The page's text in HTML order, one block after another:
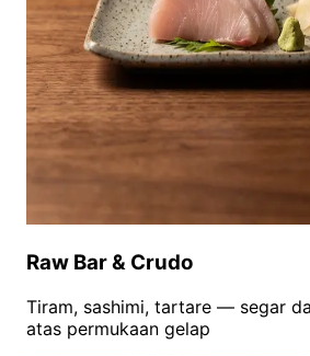
Raw Bar & Crudo
Tiram, sashimi, tartare — segar
atas permukaan gelap